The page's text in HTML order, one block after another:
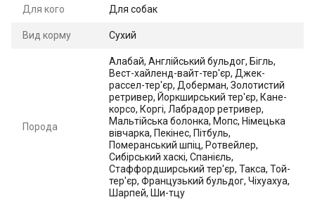
Для кого Для собак
Вид корму Сухий
Порода
Алабай, Англійський бульдог, Бігль,
Вест-хайленд-вайт-тер'єр, Джек-
рассел-тер'єр, Доберман, Золотистий
ретривер, Йоркширський тер'єр, Кане-
корсо, Коргі, Лабрадор ретривер,
Мальтійська болонка, Мопс, Німецька
вівчарка, Пекінес, Пітбуль,
Померанський шпіц, Ротвейлер,
Сибірський хаскі, Спанієль,
Стаффордширський тер'єр, Такса, Той-
тер'єр, Французький бульдог, Чіхуахуа,
Шарпей, Ши-тцу